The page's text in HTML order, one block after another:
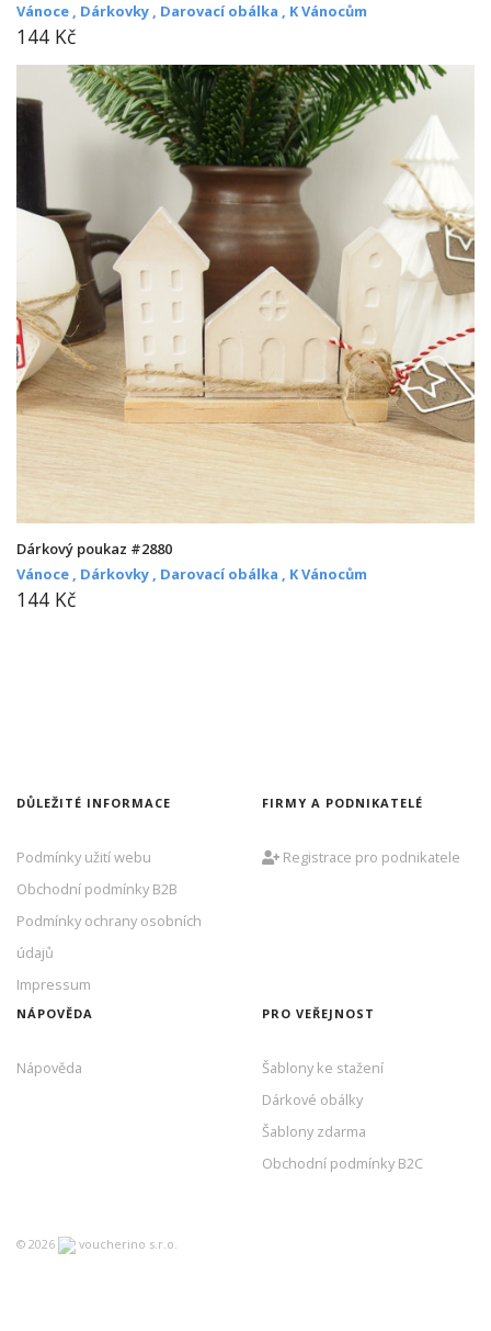
Vánoce , Dárkovky , Darovací obálka , K Vánocům
144 Kč
Dárkový poukaz #2880
Vánoce , Dárkovky , Darovací obálka , K Vánocům
144 Kč
DŮLEŽITÉ INFORMACE
Podmínky užití webu
Obchodní podmínky B2B
Podmínky ochrany osobních
údajů
Impressum
FIRMY A PODNIKATELÉ
Registrace pro podnikatele
NÁPOVĚDA
Nápověda
PRO VEŘEJNOST
Šablony ke stažení
Dárkové obálky
Šablony zdarma
Obchodní podmínky B2C
© 2026 voucherino s.r.o.